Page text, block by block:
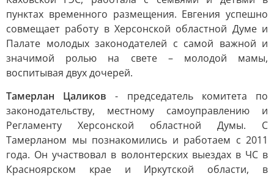
пунктах временного размещения. Евгения успешно
совмещает работу в Херсонской областной Думе и
Палате молодых законодателей с самой важной и
значимой ролью на свете – молодой мамы,
воспитывая двух дочерей.
Тамерлан Цаликов- председатель комитета по
законодательству, местному самоуправлению и
Регламенту Херсонской областной Думы. С
Тамерланом мы познакомились и работаем с 2011
года. Он участвовал в волонтерских выездах в ЧС в
Красноярском крае и Иркутской области, в